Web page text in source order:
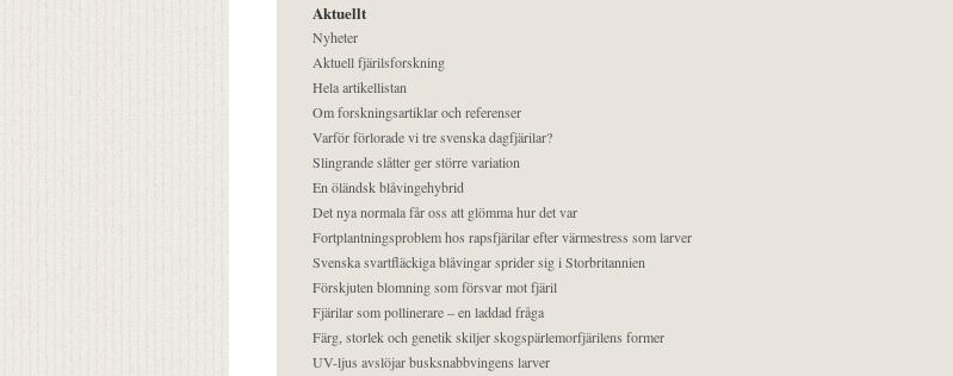
Aktuellt
Nyheter
Aktuell fjärilsforskning
Hela artikellistan
Om forskningsartiklar och referenser
Varför förlorade vi tre svenska dagfjärilar?
Slingrande slåtter ger större variation
En öländsk blåvingehybrid
Det nya normala får oss att glömma hur det var
Fortplantningsproblem hos rapsfjärilar efter värmestress som larver
Svenska svartfläckiga blåvingar sprider sig i Storbritannien
Förskjuten blomning som försvar mot fjäril
Fjärilar som pollinerare – en laddad fråga
Färg, storlek och genetik skiljer skogspärlemorfjärilens former
UV-ljus avslöjar busksnabbvingens larver